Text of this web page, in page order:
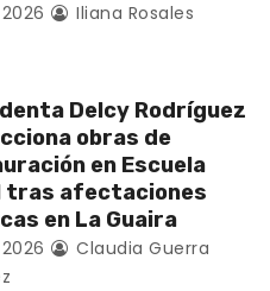
Iliana Rosales
Delcy Rodríguez
obras de
en Escuela
tras afectaciones
en La Guaira
Claudia Guerra